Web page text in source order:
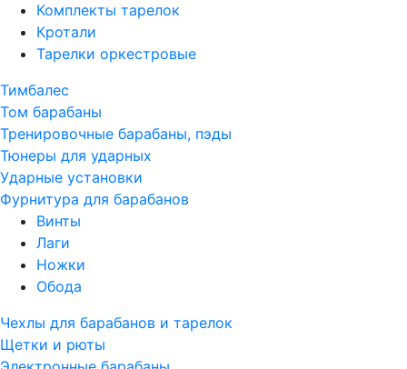
Комплекты тарелок
Кротали
Тарелки оркестровые
Тимбалес
Том барабаны
Тренировочные барабаны, пэды
Тюнеры для ударных
Ударные установки
Фурнитура для барабанов
Винты
Лаги
Ножки
Обода
Чехлы для барабанов и тарелок
Щетки и рюты